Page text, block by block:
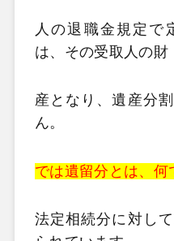
人の退職金規定で
は、その受取人の財
産となり、遺産分
ん。
では遺留分とは、何
法定相続分に対し